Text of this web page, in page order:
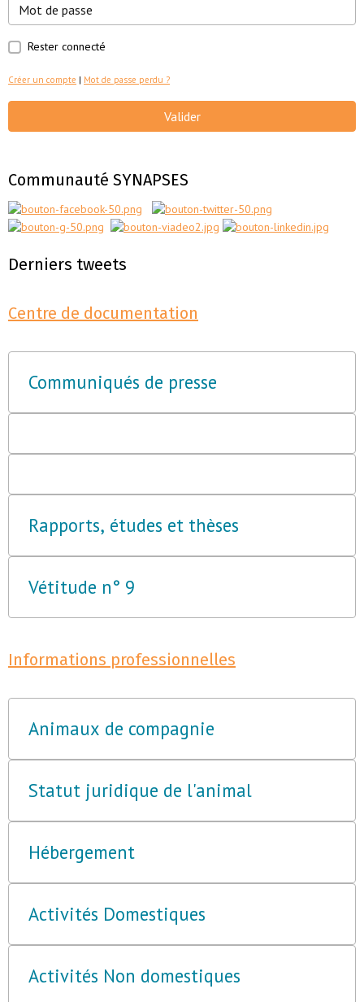
Rester connecté
Créer un compte | Mot de passe perdu ?
Valider
Communauté SYNAPSES
Derniers tweets
Centre de documentation
Communiqués de presse
Rapports, études et thèses
Vétitude n° 9
Informations professionnelles
Animaux de compagnie
Statut juridique de l'animal
Hébergement
Activités Domestiques
Activités Non domestiques